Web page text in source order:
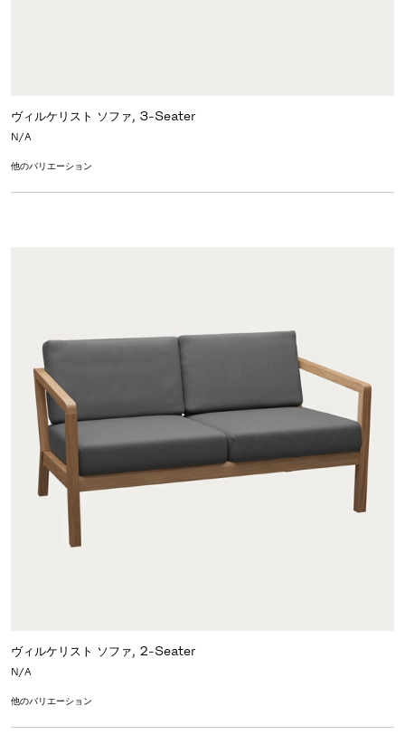
ヴィルケリスト ソファ, 3-Seater
N/A
他のバリエーション
ヴィルケリスト ソファ, 2-Seater
N/A
他のバリエーション